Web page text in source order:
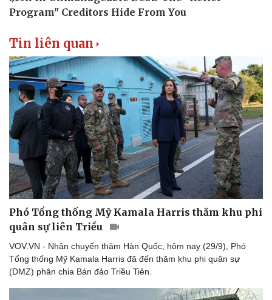
Văn hóa
Sân khấu - Điện ảnh
Văn học
Âm nhạc
Giải trí
Nghệ sĩ
Thời trang
Tin liên quan
Phó Tổng thống Mỹ Kamala Harris thăm khu phi
quân sự liên Triều
VOV.VN - Nhân chuyến thăm Hàn Quốc, hôm nay (29/9), Phó
Tổng thống Mỹ Kamala Harris đã đến thăm khu phi quân sự
(DMZ) phân chia Bán đảo Triều Tiên.